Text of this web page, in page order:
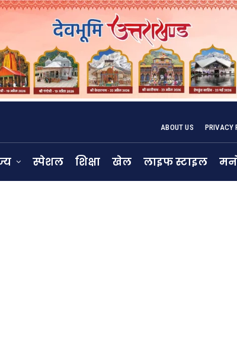
ABOUT US PRIVACY
स्पेशल शिक्षा खेल लाइफ स्टाइल